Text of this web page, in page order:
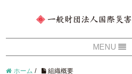
ホーム / 組織概要